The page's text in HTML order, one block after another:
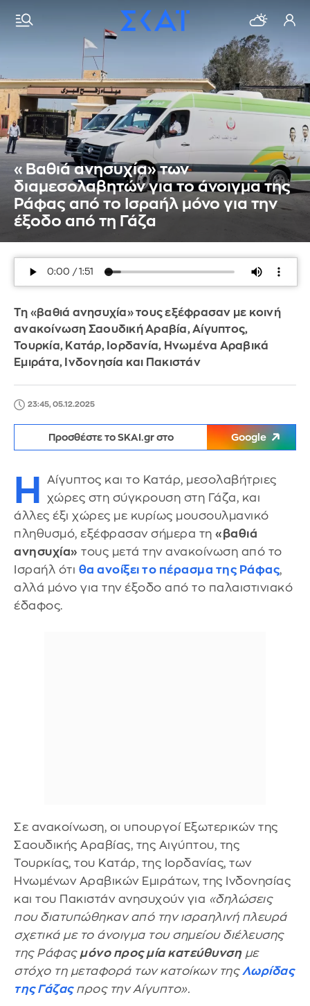
«Βαθιά ανησυχία» των
διαμεσολαβητών για το άνοιγμα της
Ράφας από το Ισραήλ μόνο για την
έξοδο από τη Γάζα
Τη «βαθιά ανησυχία» τους εξέφρασαν με κοινή
ανακοίνωση Σαουδική Αραβία, Αίγυπτος,
Τουρκία, Κατάρ, Ιορδανία, Ηνωμένα Αραβικά
Εμιράτα, Ινδονησία και Πακιστάν
23:45, 05.12.2025
Προσθέστε το SKAI.gr στο Google
Η
Αίγυπτος και το Κατάρ, μεσολαβήτριες
χώρες στη σύγκρουση στη Γάζα, και
άλλες έξι χώρες με κυρίως μουσουλμανικό
πληθυσμό, εξέφρασαν σήμερα τη «βαθιά
ανησυχία» τους μετά την ανακοίνωση από το
Ισραήλ ότι θα ανοίξει το πέρασμα της Ράφας,
αλλά μόνο για την έξοδο από το παλαιστινιακό
έδαφος.
Σε ανακοίνωση, οι υπουργοί Εξωτερικών της
Σαουδικής Αραβίας, της Αιγύπτου, της
Τουρκίας, του Κατάρ, της Ιορδανίας, των
Ηνωμένων Αραβικών Εμιράτων, της Ινδονησίας
και του Πακιστάν ανησυχούν για «δηλώσεις
που διατυπώθηκαν από την ισραηλινή πλευρά
σχετικά με το άνοιγμα του σημείου διέλευσης
της Ράφας μόνο προς μία κατεύθυνση με
στόχο τη μεταφορά των κατοίκων της Λωρίδας
της Γάζαςπρος την Αίγυπτο».